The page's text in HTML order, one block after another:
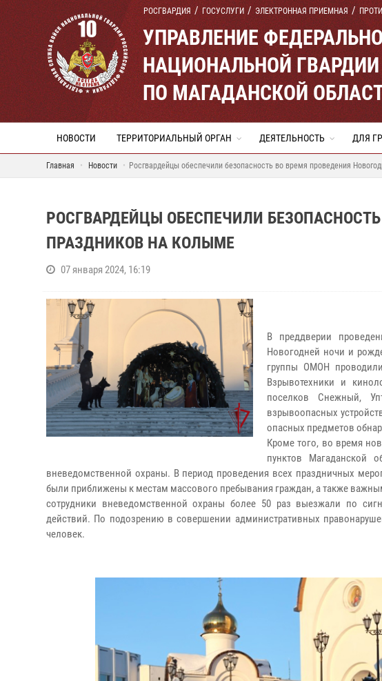
РОСГВАРДИЯ ГОСУСЛУГИ ЭЛЕКТРОННАЯ ПРИЕМНАЯ
УПРАВЛЕНИЕ
НАЦИОНАЛЬНОЙ
ПО МАГАДАНСКОЙ
НОВОСТИ ТЕРРИТОРИАЛЬНЫЙ ОРГАН ДЕЯТЕЛЬНОСТЬ ДЛЯ
Главная Новости Росгвардейцы обеспечили безопасность во время проведения
РОСГВАРДЕЙЦЫ ОБЕСПЕЧИЛИ
ПРАЗДНИКОВ НА КОЛЫМЕ
07 января 2024, 16:19
В преддверии
Новогодней ночи и
группы ОМОН
Взрывотехники и
поселков Снежный,
взрывоопасных
опасных предметов
Кроме того, во время
пунктов Магаданской
вневедомственной охраны. В период проведения всех праздничных
были приближены к местам массового пребывания граждан, а также
сотрудники вневедомственной охраны более 50 раз выезжали по
действий. По подозрению в совершении административных
человек.